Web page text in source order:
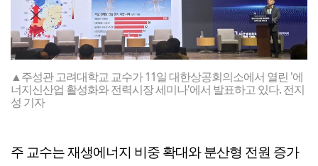
▲주성관 고려대학교 교수가 11일 대한상공회의소에서 열린 '에
너지신산업 활성화와 전력시장 세미나'에서 발표하고 있다. 전지
성 기자
주 교수는 재생에너지 비중 확대와 분산형 전원 증가